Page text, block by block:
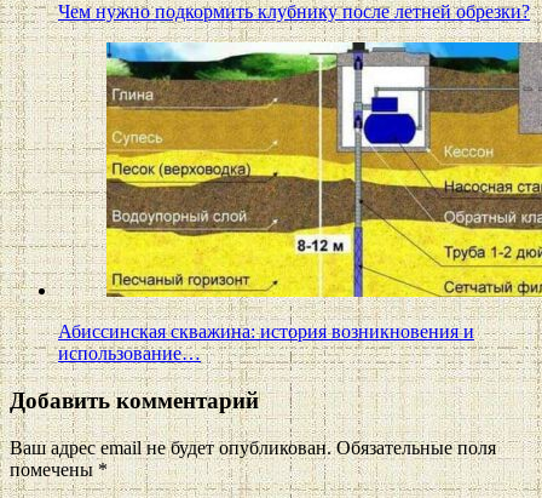
Чем нужно подкормить клубнику после летней обрезки?
Абиссинская скважина: история возникновения и
использование…
Добавить комментарий
Ваш адрес email не будет опубликован. Обязательные поля
помечены *